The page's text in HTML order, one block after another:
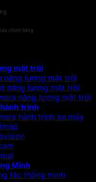
chính hãng
mặt trời
năng lượng mặt trời
năng lượng mặt trời
năng lượng mặt trời
trình
hành trình xe máy
Minh
tắc thông minh